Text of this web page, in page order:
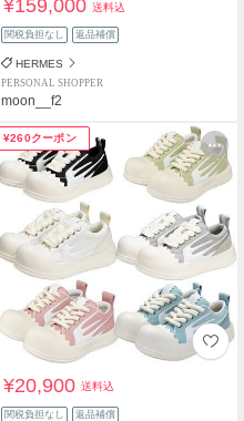
¥159,000送料込
関税負担なし 返品補償
HERMES
PERSONAL SHOPPER
moon__f2
¥260クーポン
¥20,900送料込
関税負担なし 返品補償